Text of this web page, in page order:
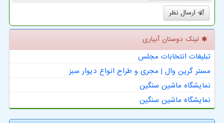
ارسال نظر
لینک دوستان آبیاری
تبلیغات انتخابات مجلس
مستر گرین وال | مجری و طراح انواع دیوار سبز
نمایشگاه ماشین سنگین
نمایشگاه ماشین سنگین